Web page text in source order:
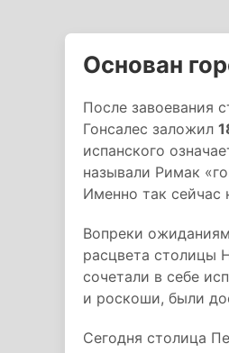
Основан
После завоевания
Гонсалес заложил
испанского
называли Римак
Именно так сейчас
Вопреки
расцвета столицы
сочетали в себе
и роскоши, были
Сегодня столица